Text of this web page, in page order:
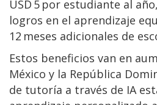
USD 5 por estudiante al
logros en el aprendizaje
12 meses adicionales de
Estos beneficios van en
México y la República
de tutoría a través de IA